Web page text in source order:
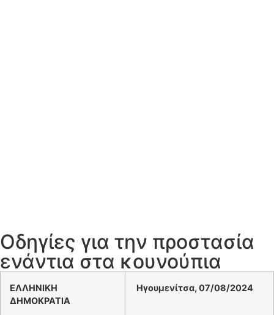
Οδηγίες για την προστασία
ενάντια στα κουνούπια
ΕΛΛΗΝΙΚΗ
ΔΗΜΟΚΡΑΤΙΑ
Ηγουμενίτσα, 07/08/2024